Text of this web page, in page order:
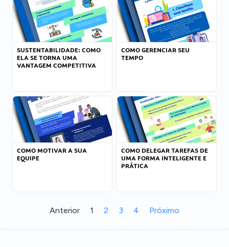
SUSTENTABILIDADE: COMO
ELA SE TORNA UMA
VANTAGEM COMPETITIVA
COMO GERENCIAR SEU
TEMPO
COMO MOTIVAR A SUA
EQUIPE
COMO DELEGAR TAREFAS DE
UMA FORMA INTELIGENTE E
PRÁTICA
Anterior 1 2 3 4 Próximo